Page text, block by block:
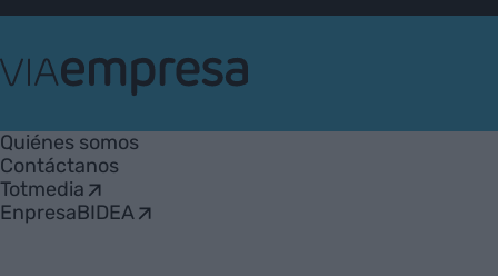
Empresa
Quiénes somos
Contáctanos
Totmedia
EnpresaBIDEA